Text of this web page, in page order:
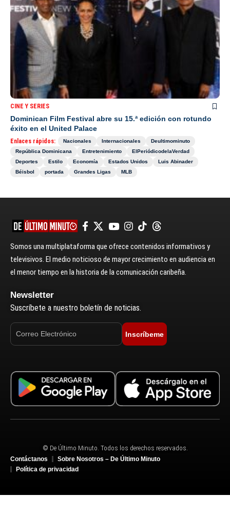
CINE Y SERIES
Dominican Film Festival abre su 15.ª edición con rotundo
éxito en el United Palace
Enlaces rápidos: Nacionales Internacionales
Deultimominuto
República Dominicana
Entretenimiento
ElPeriódicodelaVerdad
Deportes
Estilo Economía Estados Unidos
Luis Abinader
Béisbol
portada Grandes Ligas MLB
Somos una multiplataforma que ofrece contenidos informativos y
televisivos. El medio noticioso de mayor crecimiento en audiencia en
el menor tiempo en la historia de la comunicación caribeña.
Newsletter
Suscríbete a nuestro boletín de noticias.
Inscríbeme
© De Último Minuto. Todos los derechos reservados.
Contáctanos
Sobre Nosotros – De Último Minuto
Política de privacidad